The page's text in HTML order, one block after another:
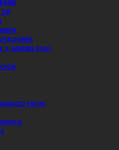
Y JUVENIL (OIJ)
FROIS